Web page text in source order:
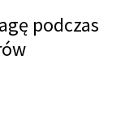
podczas